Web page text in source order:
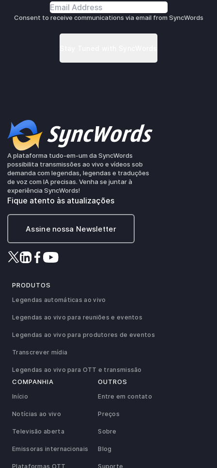
Consent to receive communications via email from SyncWords
A plataforma tudo-em-um da SyncWords
possibilita transmissões ao vivo e vídeos sob
demanda com legendas, legendas e traduções
de voz com IA precisas. Venha se juntar à
experiência SyncWords!
Fique atento às atualizações
Assine nossa Newsletter
PRODUTOS
Legendas automáticas ao vivo
Legendas ao vivo para reuniões e eventos
Legendas ao vivo para produtores de eventos
Transcrever mídia
Legendas ao vivo para OTT e transmissão
COMPANHIA
Início
Notícias ao vivo
Televisão aberta
Emissoras internacionais
Plataformas OTT
OUTROS
Entre em contato
Preços
Sobre
Blog
Suporte